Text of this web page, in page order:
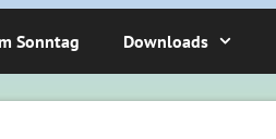
Sonntag Downloads